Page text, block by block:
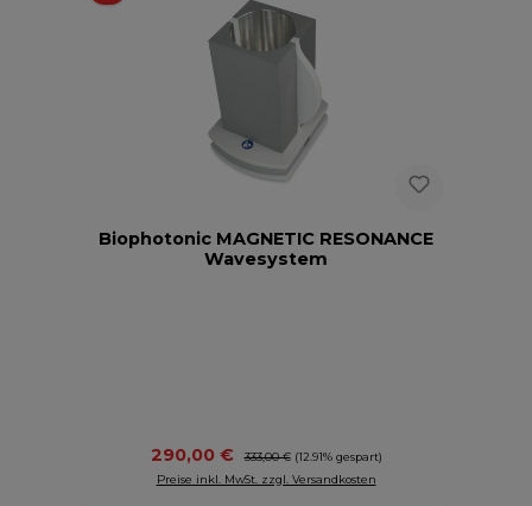
Biophotonic MAGNETIC RESONANCE
Wavesystem
Verkaufspreis:
290,00 € Regulärer Preis:
333,00 € (12.91% gespart)
Preise inkl. MwSt. zzgl. Versandkosten